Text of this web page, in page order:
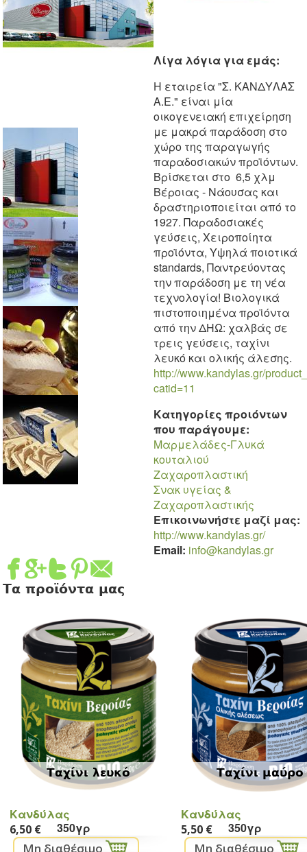
Λίγα λόγια για εμάς:
Η εταιρεία "Σ. ΚΑΝΔΥΛΑΣ
Α.Ε." είναι μία
οικογενειακή επιχείρηση
με μακρά παράδοση στο
χώρο της παραγωγής
παραδοσιακών προϊόντων.
Βρίσκεται στο 6,5 χλμ
Βέροιας - Νάουσας και
δραστηριοποιείται από το
1927. Παραδοσιακές
γεύσεις, Χειροποίητα
προϊόντα, Υψηλά ποιοτικά
standards, Παντρεύοντας
την παράδοση με τη νέα
τεχνολογία! Βιολογικά
πιστοποιημένα προϊόντα
από την ΔΗΩ: χαλβάς σε
τρεις γεύσεις, ταχίνι
λευκό και ολικής άλεσης.
http://www.kandylas.gr/
catid=11
Κατηγορίες προιόντων
που παράγουμε:
Μαρμελάδες-Γλυκά
κουταλιού
Ζαχαροπλαστική
Σνακ υγείας &
Ζαχαροπλαστικής
Επικοινωνήστε μαζί μας:
http://www.kandylas.gr/
Email: info@kandylas.gr
Τα προϊόντα μας
Ταχίνι λευκό
Κανδύλας
6,50 € 350γρ
Ταχίνι μαύρο
Κανδύλας
5,50 € 350γρ